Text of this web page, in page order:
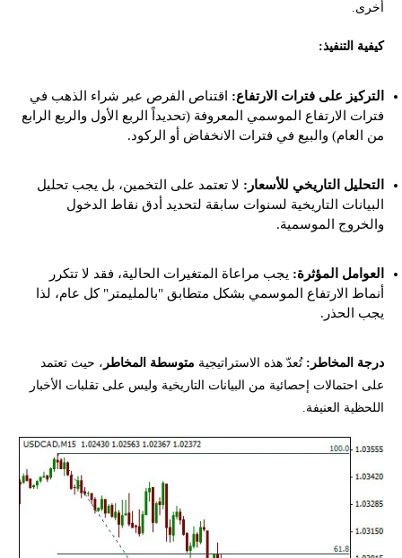
أخرى.
كيفية التنفيذ:
التركيز على فترات الارتفاع: اقتناص الفرص عبر شراء الذهب في
فترات الارتفاع الموسمي المعروفة (تحديداً الربع الأول والربع الرابع
من العام) والبيع في فترات الانخفاض أو الركود.
التحليل التاريخي للأسعار: لا تعتمد على التخمين، بل يجب تحليل
البيانات التاريخية لسنوات سابقة لتحديد أدق نقاط الدخول
والخروج الموسمية.
العوامل المؤثرة: يجب مراعاة المتغيرات الحالية، فقد لا تتكرر
أنماط الارتفاع الموسمي بشكل متطابق "بالمليمتر" كل عام، لذا
يجب الحذر.
درجة المخاطر: تُعدّ هذه الاستراتيجية متوسطة المخاطر ، حيث تعتمد
على احتمالات إحصائية من البيانات التاريخية وليس على تقلبات الأخبار
اللحظية العنيفة.